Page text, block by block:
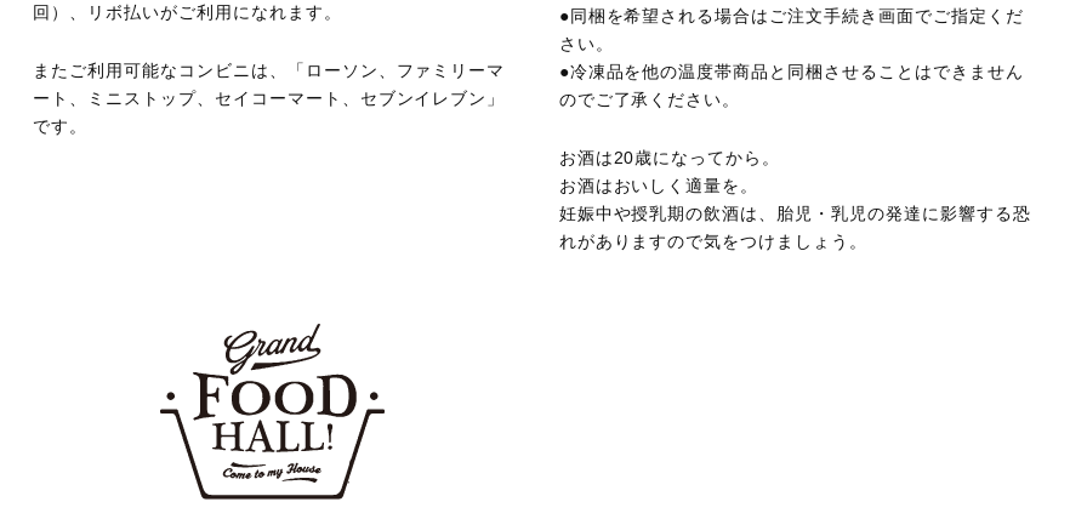
回）、リボ払いがご利用になれます。
またご利用可能なコンビニは、「ローソン、ファミリーマ
ート、ミニストップ、セイコーマート、セブンイレブン」
です。
●同梱を希望される場合はご注文手続き画面でご指定くだ
さい。
●冷凍品を他の温度帯商品と同梱させることはできません
のでご了承ください。
お酒は20歳になってから。
お酒はおいしく適量を。
妊娠中や授乳期の飲酒は、胎児・乳児の発達に影響する恐
れがありますので気をつけましょう。